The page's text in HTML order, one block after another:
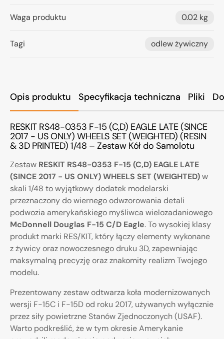
Opis produktu Specyfikacja techniczna Pliki
RESKIT RS48-0353 F-15 (C,D) EAGLE LATE (SINCE
2017 - US ONLY) WHEELS SET (WEIGHTED) (RESIN
& 3D PRINTED) 1/48 – Zestaw Kół do Samolotu
Zestaw RESKIT RS48-0353 F-15 (C,D) EAGLE LATE
(SINCE 2017 - US ONLY) WHEELS SET (WEIGHTED)w
skali 1/48 to wyjątkowy dodatek modelarski
przeznaczony do wiernego odwzorowania detali
podwozia amerykańskiego myśliwca wielozadaniowego
McDonnell Douglas F-15 C/D Eagle. To wysokiej klasy
produkt marki RES/KIT, który łączy elementy wykonane
z żywicy oraz nowoczesnego druku 3D, zapewniając
maksymalną precyzję oraz znakomity realizm Twojego
modelu.
Prezentowany zestaw odtwarza koła modernizowanych
wersji F-15C i F-15D od roku 2017, używanych wyłącznie
przez siły powietrzne Stanów Zjednoczonych (USAF).
Warto podkreślić, że w tym okresie Amerykanie
Waga produktu 0.02 kg
Tagi odlew żywiczny